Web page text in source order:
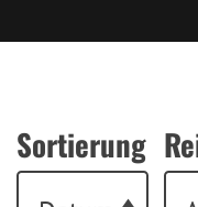
Sortierung